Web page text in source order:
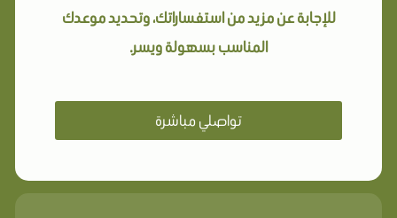
للإجابة عن مزيد من استفساراتك، وتحديد موعدك
المناسب بسهولة ويسر.
تواصلي مباشرة